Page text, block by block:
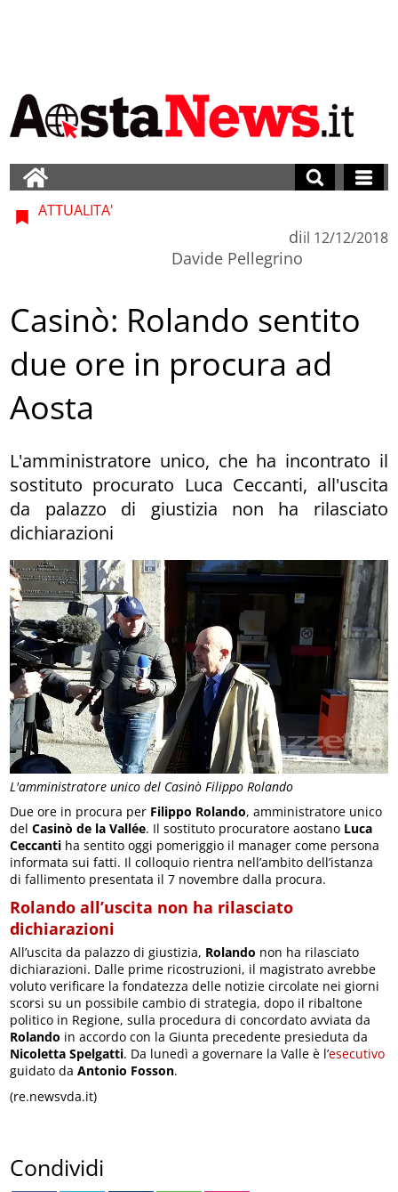
L'amministratore unico del Casinò Filippo Rolando
ATTUALITA'
di
Davide Pellegrino
il 12/12/2018
Casinò: Rolando sentito
due ore in procura ad
Aosta
L'amministratore unico, che ha incontrato il
sostituto procurato Luca Ceccanti, all'uscita
da palazzo di giustizia non ha rilasciato
dichiarazioni
Due ore in procura per Filippo Rolando, amministratore unico
delCasinò de la Vallée. Il sostituto procuratore aostano Luca
Ceccanti ha sentito oggi pomeriggio il manager come persona
informata sui fatti. Il colloquio rientra nell’ambito dell’istanza
di fallimento presentata il 7 novembre dalla procura.
Rolando all’uscita non ha rilasciato
dichiarazioni
All’uscita da palazzo di giustizia, Rolando non ha rilasciato
dichiarazioni. Dalle prime ricostruzioni, il magistrato avrebbe
voluto verificare la fondatezza delle notizie circolate nei giorni
scorsi su un possibile cambio di strategia, dopo il ribaltone
politico in Regione, sulla procedura di concordato avviata da
Rolando in accordo con la Giunta precedente presieduta da
Nicoletta Spelgatti. Da lunedì a governare la Valle è l’esecutivo
guidato daAntonio Fosson.
(re.newsvda.it)
Condividi